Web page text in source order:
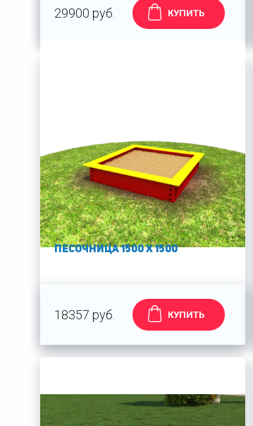
29900 руб. КУПИТЬ
Песочница 1500 х 1500
18357 руб. КУПИТЬ